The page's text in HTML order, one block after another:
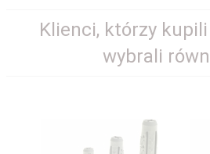
Klienci, którzy
wybrali